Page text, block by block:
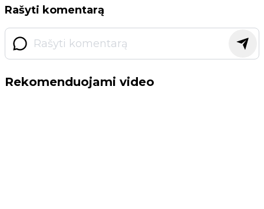
Rašyti komentarą
Rekomenduojami video